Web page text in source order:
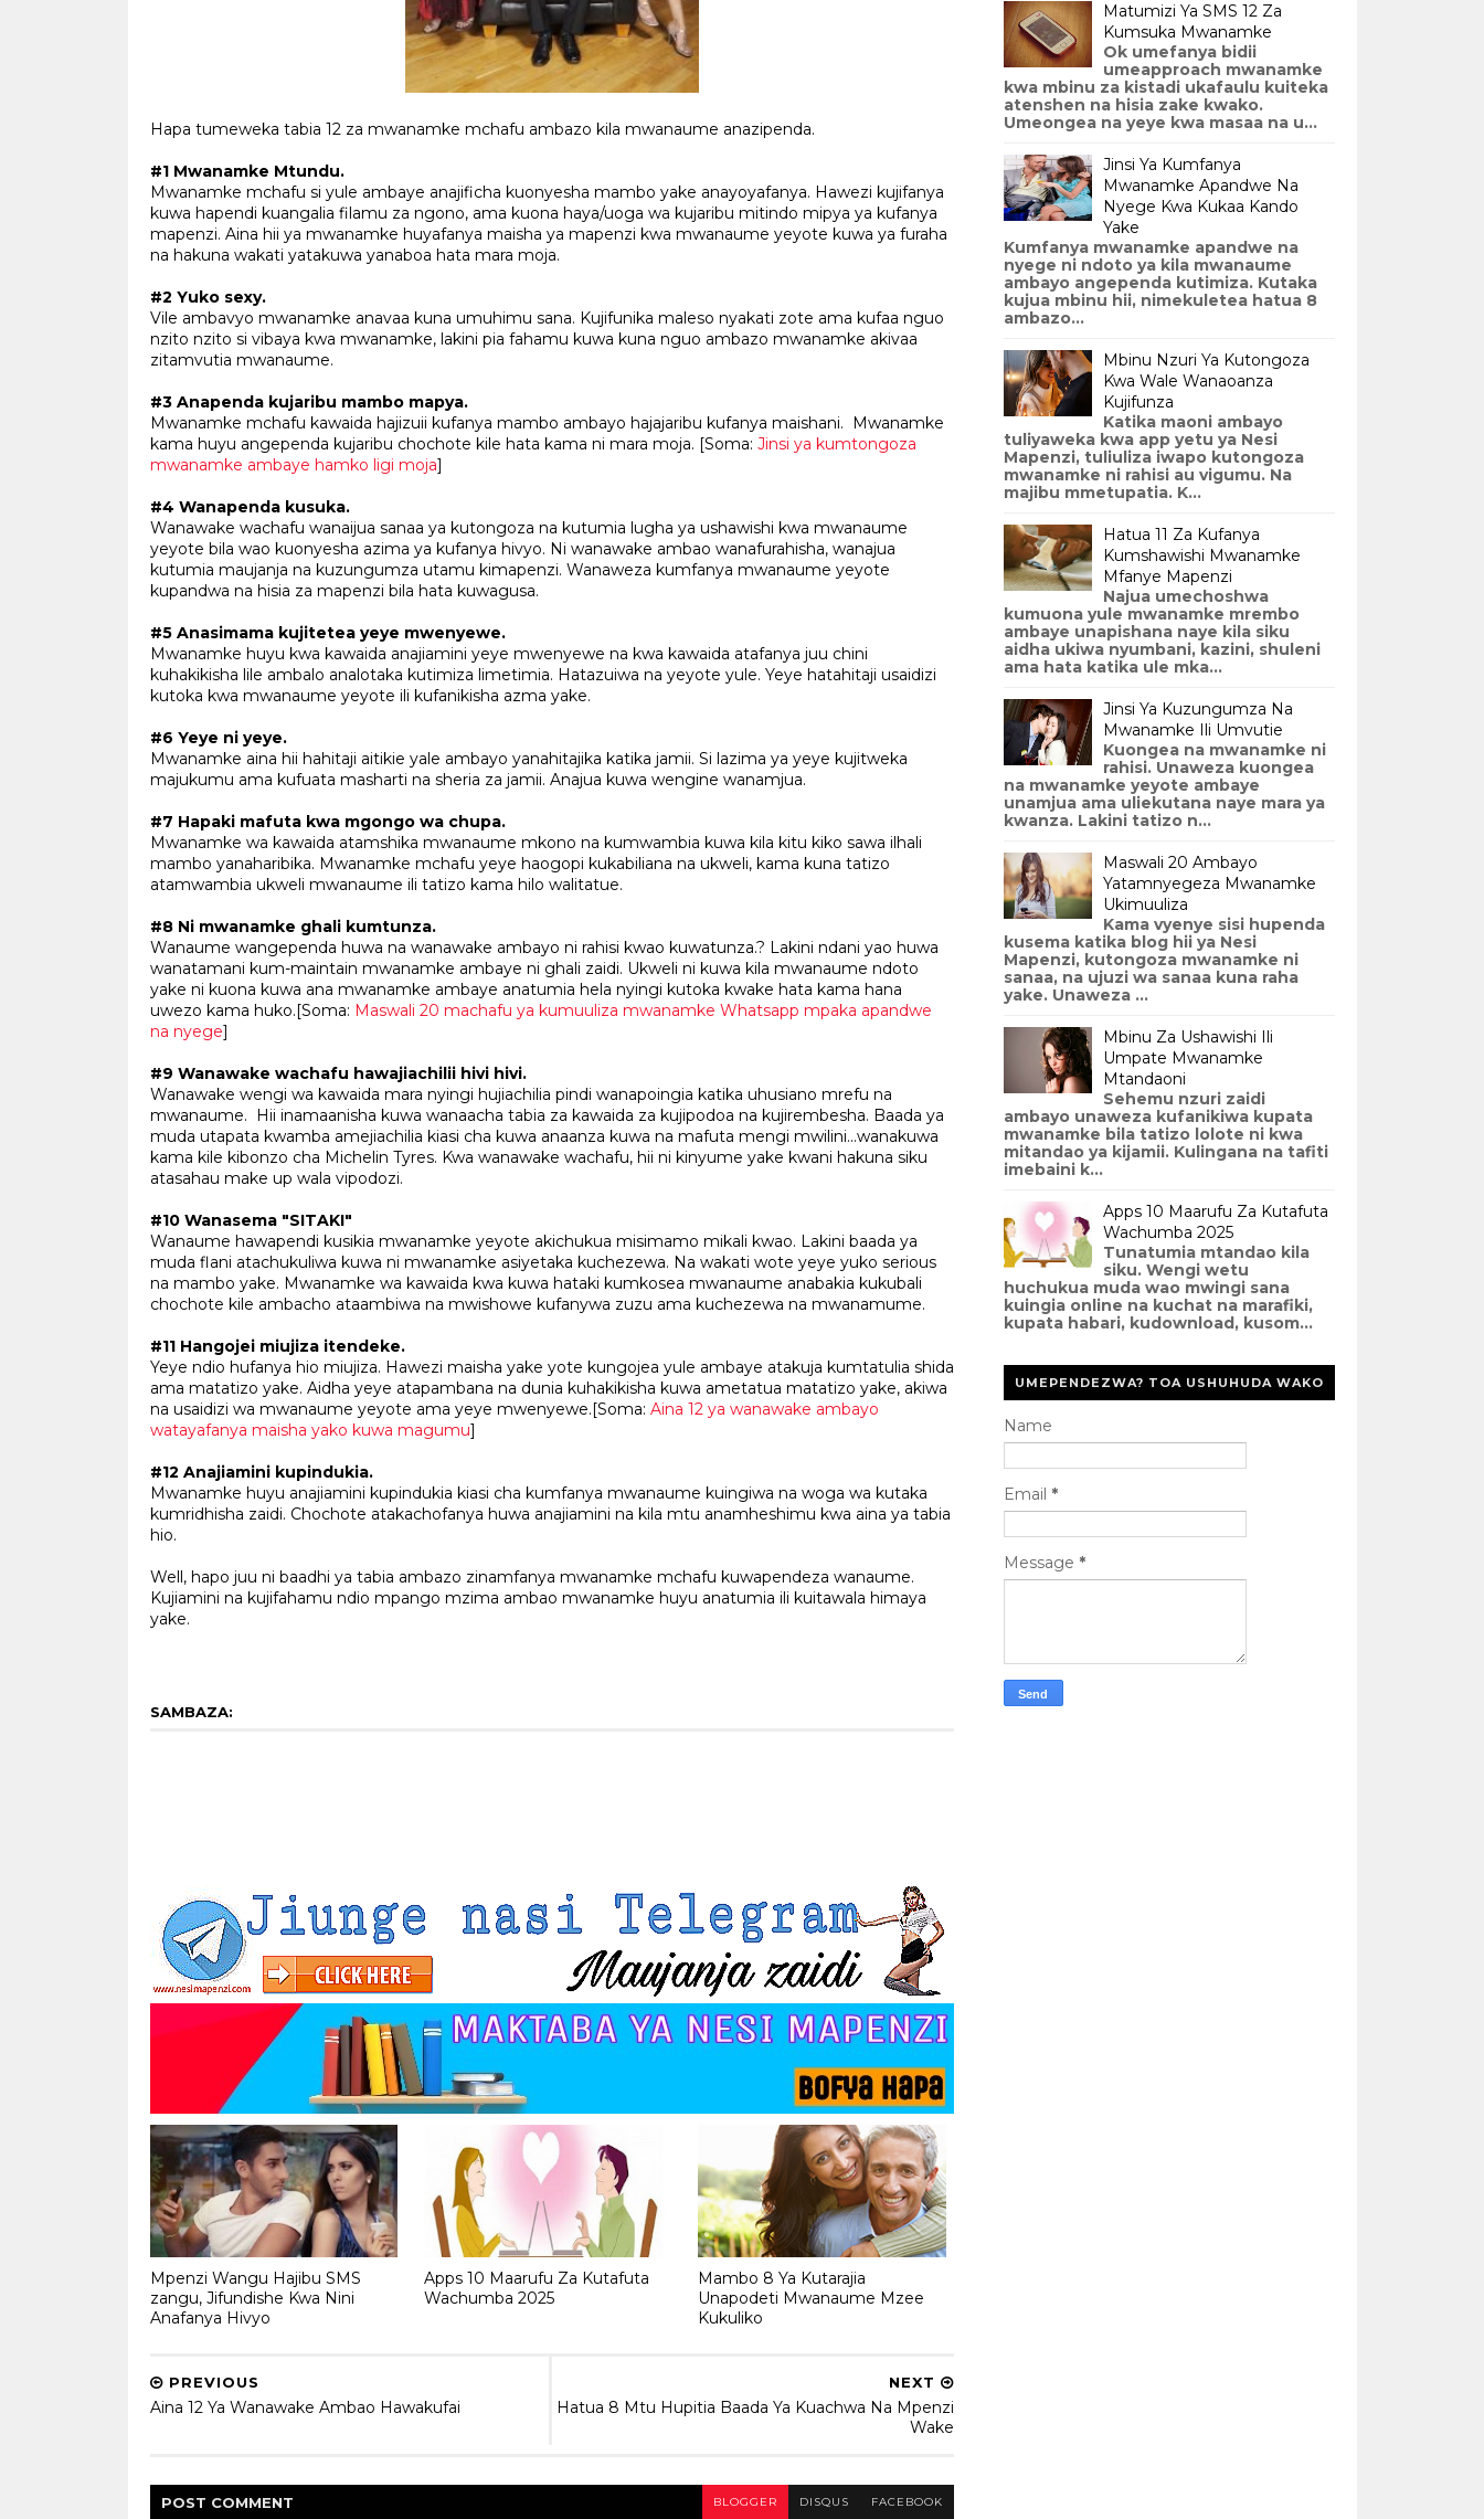
Hapa tumeweka tabia 12 za mwanamke mchafu ambazo kila mwanaume anazipenda.
#1 Mwanamke Mtundu.
Mwanamke mchafu si yule ambaye anajificha kuonyesha mambo yake anayoyafanya. Hawezi kujifanya
kuwa hapendi kuangalia filamu za ngono, ama kuona haya/uoga wa kujaribu mitindo mipya ya kufanya
mapenzi. Aina hii ya mwanamke huyafanya maisha ya mapenzi kwa mwanaume yeyote kuwa ya furaha
na hakuna wakati yatakuwa yanaboa hata mara moja.
#2 Yuko sexy.
Vile ambavyo mwanamke anavaa kuna umuhimu sana. Kujifunika maleso nyakati zote ama kufaa nguo
nzito nzito si vibaya kwa mwanamke, lakini pia fahamu kuwa kuna nguo ambazo mwanamke akivaa
zitamvutia mwanaume.
#3 Anapenda kujaribu mambo mapya.
Mwanamke mchafu kawaida hajizuii kufanya mambo ambayo hajajaribu kufanya maishani. Mwanamke
kama huyu angependa kujaribu chochote kile hata kama ni mara moja. [Soma: Jinsi ya kumtongoza
mwanamke ambaye hamko ligi moja]
#4 Wanapenda kusuka.
Wanawake wachafu wanaijua sanaa ya kutongoza na kutumia lugha ya ushawishi kwa mwanaume
yeyote bila wao kuonyesha azima ya kufanya hivyo. Ni wanawake ambao wanafurahisha, wanajua
kutumia maujanja na kuzungumza utamu kimapenzi. Wanaweza kumfanya mwanaume yeyote
kupandwa na hisia za mapenzi bila hata kuwagusa.
#5 Anasimama kujitetea yeye mwenyewe.
Mwanamke huyu kwa kawaida anajiamini yeye mwenyewe na kwa kawaida atafanya juu chini
kuhakikisha lile ambalo analotaka kutimiza limetimia. Hatazuiwa na yeyote yule. Yeye hatahitaji usaidizi
kutoka kwa mwanaume yeyote ili kufanikisha azma yake.
#6 Yeye ni yeye.
Mwanamke aina hii hahitaji aitikie yale ambayo yanahitajika katika jamii. Si lazima ya yeye kujitweka
majukumu ama kufuata masharti na sheria za jamii. Anajua kuwa wengine wanamjua.
#7 Hapaki mafuta kwa mgongo wa chupa.
Mwanamke wa kawaida atamshika mwanaume mkono na kumwambia kuwa kila kitu kiko sawa ilhali
mambo yanaharibika. Mwanamke mchafu yeye haogopi kukabiliana na ukweli, kama kuna tatizo
atamwambia ukweli mwanaume ili tatizo kama hilo walitatue.
#8 Ni mwanamke ghali kumtunza.
Wanaume wangependa huwa na wanawake ambayo ni rahisi kwao kuwatunza.? Lakini ndani yao huwa
wanatamani kum-maintain mwanamke ambaye ni ghali zaidi. Ukweli ni kuwa kila mwanaume ndoto
yake ni kuona kuwa ana mwanamke ambaye anatumia hela nyingi kutoka kwake hata kama hana
uwezo kama huko.[Soma: Maswali 20 machafu ya kumuuliza mwanamke Whatsapp mpaka apandwe
na nyege]
#9 Wanawake wachafu hawajiachilii hivi hivi.
Wanawake wengi wa kawaida mara nyingi hujiachilia pindi wanapoingia katika uhusiano mrefu na
mwanaume. Hii inamaanisha kuwa wanaacha tabia za kawaida za kujipodoa na kujirembesha. Baada ya
muda utapata kwamba amejiachilia kiasi cha kuwa anaanza kuwa na mafuta mengi mwilini...wanakuwa
kama kile kibonzo cha Michelin Tyres. Kwa wanawake wachafu, hii ni kinyume yake kwani hakuna siku
atasahau make up wala vipodozi.
#10 Wanasema "SITAKI"
Wanaume hawapendi kusikia mwanamke yeyote akichukua misimamo mikali kwao. Lakini baada ya
muda flani atachukuliwa kuwa ni mwanamke asiyetaka kuchezewa. Na wakati wote yeye yuko serious
na mambo yake. Mwanamke wa kawaida kwa kuwa hataki kumkosea mwanaume anabakia kukubali
chochote kile ambacho ataambiwa na mwishowe kufanywa zuzu ama kuchezewa na mwanamume.
#11 Hangojei miujiza itendeke.
Yeye ndio hufanya hio miujiza. Hawezi maisha yake yote kungojea yule ambaye atakuja kumtatulia shida
ama matatizo yake. Aidha yeye atapambana na dunia kuhakikisha kuwa ametatua matatizo yake, akiwa
na usaidizi wa mwanaume yeyote ama yeye mwenyewe.[Soma: Aina 12 ya wanawake ambayo
watayafanya maisha yako kuwa magumu]
#12 Anajiamini kupindukia.
Mwanamke huyu anajiamini kupindukia kiasi cha kumfanya mwanaume kuingiwa na woga wa kutaka
kumridhisha zaidi. Chochote atakachofanya huwa anajiamini na kila mtu anamheshimu kwa aina ya tabia
hio.
Well, hapo juu ni baadhi ya tabia ambazo zinamfanya mwanamke mchafu kuwapendeza wanaume.
Kujiamini na kujifahamu ndio mpango mzima ambao mwanamke huyu anatumia ili kuitawala himaya
yake.
SAMBAZA:
Mpenzi Wangu Hajibu SMS
zangu, Jifundishe Kwa Nini
Anafanya Hivyo
Apps 10 Maarufu Za Kutafuta
Wachumba 2025
Mambo 8 Ya Kutarajia
Unapodeti Mwanaume Mzee
Kukuliko
NEXT
Hatua 8 Mtu Hupitia Baada Ya Kuachwa Na Mpenzi
Wake
PREVIOUS
Aina 12 Ya Wanawake Ambao Hawakufai
POST COMMENT BLOGGER DISQUS FACEBOOK
Matumizi Ya SMS 12 Za
Kumsuka Mwanamke
Ok umefanya bidii
umeapproach mwanamke
kwa mbinu za kistadi ukafaulu kuiteka
atenshen na hisia zake kwako.
Umeongea na yeye kwa masaa na u...
Jinsi Ya Kumfanya
Mwanamke Apandwe Na
Nyege Kwa Kukaa Kando
Yake
Kumfanya mwanamke apandwe na
nyege ni ndoto ya kila mwanaume
ambayo angependa kutimiza. Kutaka
kujua mbinu hii, nimekuletea hatua 8
ambazo...
Mbinu Nzuri Ya Kutongoza
Kwa Wale Wanaoanza
Kujifunza
Katika maoni ambayo
tuliyaweka kwa app yetu ya Nesi
Mapenzi, tuliuliza iwapo kutongoza
mwanamke ni rahisi au vigumu. Na
majibu mmetupatia. K...
Hatua 11 Za Kufanya
Kumshawishi Mwanamke
Mfanye Mapenzi
Najua umechoshwa
kumuona yule mwanamke mrembo
ambaye unapishana naye kila siku
aidha ukiwa nyumbani, kazini, shuleni
ama hata katika ule mka...
Jinsi Ya Kuzungumza Na
Mwanamke Ili Umvutie
Kuongea na mwanamke ni
rahisi. Unaweza kuongea
na mwanamke yeyote ambaye
unamjua ama uliekutana naye mara ya
kwanza. Lakini tatizo n...
Maswali 20 Ambayo
Yatamnyegeza Mwanamke
Ukimuuliza
Kama vyenye sisi hupenda
kusema katika blog hii ya Nesi
Mapenzi, kutongoza mwanamke ni
sanaa, na ujuzi wa sanaa kuna raha
yake. Unaweza ...
Mbinu Za Ushawishi Ili
Umpate Mwanamke
Mtandaoni
Sehemu nzuri zaidi
ambayo unaweza kufanikiwa kupata
mwanamke bila tatizo lolote ni kwa
mitandao ya kijamii. Kulingana na tafiti
imebaini k...
Apps 10 Maarufu Za Kutafuta
Wachumba 2025
Tunatumia mtandao kila
siku. Wengi wetu
huchukua muda wao mwingi sana
kuingia online na kuchat na marafiki,
kupata habari, kudownload, kusom...
UMEPENDEZWA? TOA USHUHUDA WAKO
Name
Email *
Message *